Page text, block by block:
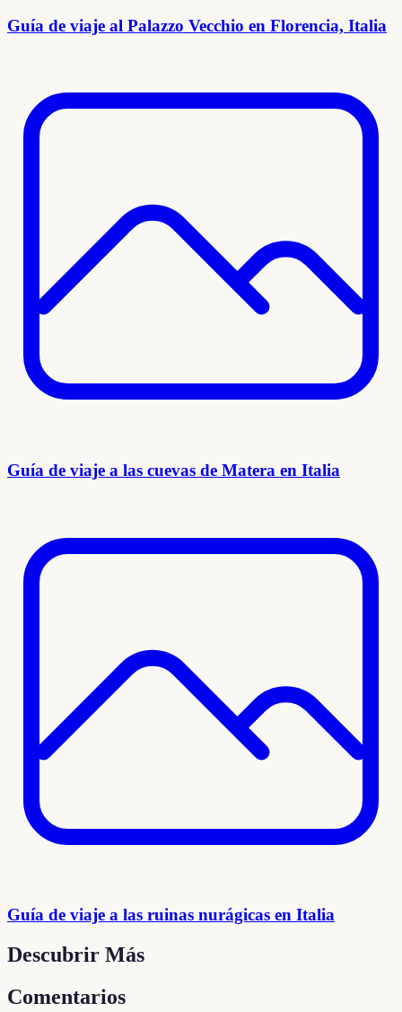
Guía de viaje al Palazzo Vecchio en Florencia, Italia
Guía de viaje a las cuevas de Matera en Italia
Guía de viaje a las ruinas nurágicas en Italia
Descubrir Más
Comentarios